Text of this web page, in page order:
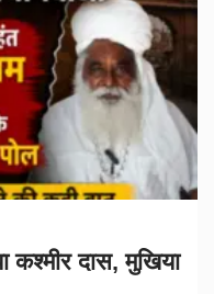
कश्मीर दास, मुखिया